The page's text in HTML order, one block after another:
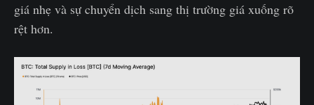
giá nhẹ và sự chuyển dịch sang thị trường giá xuống rõ
rệt hơn.